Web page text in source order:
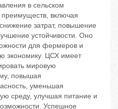
в сельском
включая
затрат, повышение
устойчивости. Оно
для фермеров и
экономику. ЦСХ имеет
мировую
повышая
уменьшая
среду, улучшая питание и
Успешное